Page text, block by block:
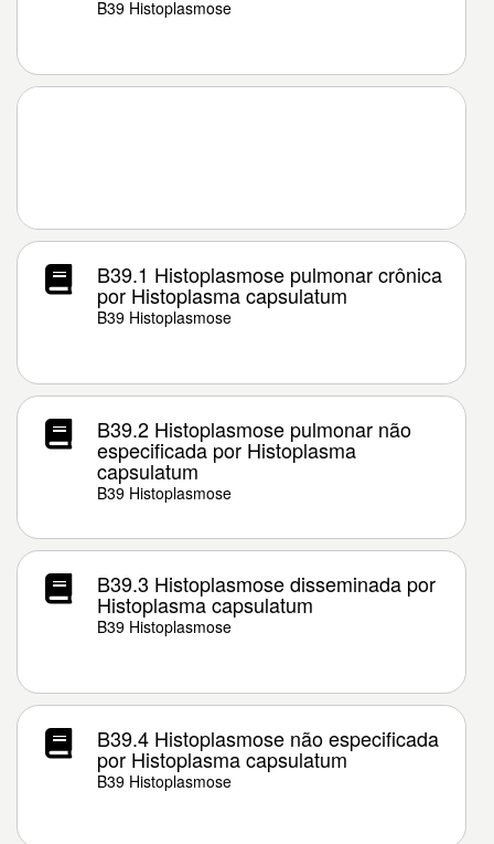
B39 Histoplasmose
B39.1 Histoplasmose pulmonar crônica
por Histoplasma capsulatum
B39 Histoplasmose
B39.2 Histoplasmose pulmonar não
especificada por Histoplasma
capsulatum
B39 Histoplasmose
B39.3 Histoplasmose disseminada por
Histoplasma capsulatum
B39 Histoplasmose
B39.4 Histoplasmose não especificada
por Histoplasma capsulatum
B39 Histoplasmose